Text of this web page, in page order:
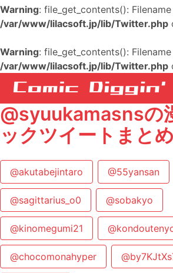
Warning: file_get_contents():
/var/www/lilacsoft.jp/lib/Twitter.php
Warning: file_get_contents():
/var/www/lilacsoft.jp/lib/Twitter.php
@syuukamasnsの
ックツイートまとめ
@akutabejintaro @55yansan
@sagittarius_o0 @sobakyo
@kinomegumi21
@chocomonahyper